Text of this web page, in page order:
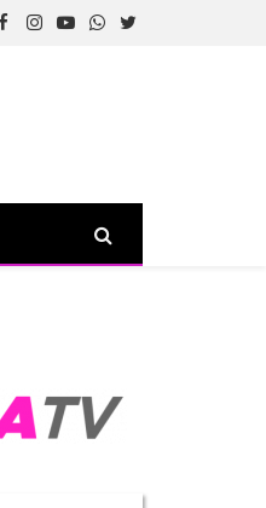
Facebook
Instagram
YouTube
WhatsApp
Twitter